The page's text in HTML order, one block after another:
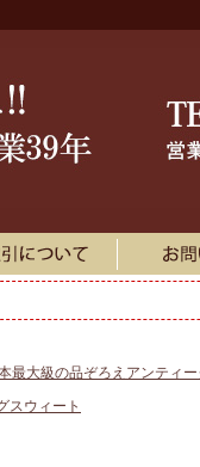
最大級の品ぞろえアンティ
スウィート